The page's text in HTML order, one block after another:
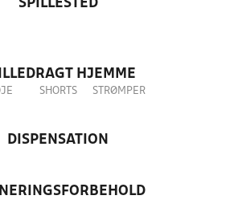
SPILLESTED
HJEMME
SHORTS STRØMPER
DISPENSATION